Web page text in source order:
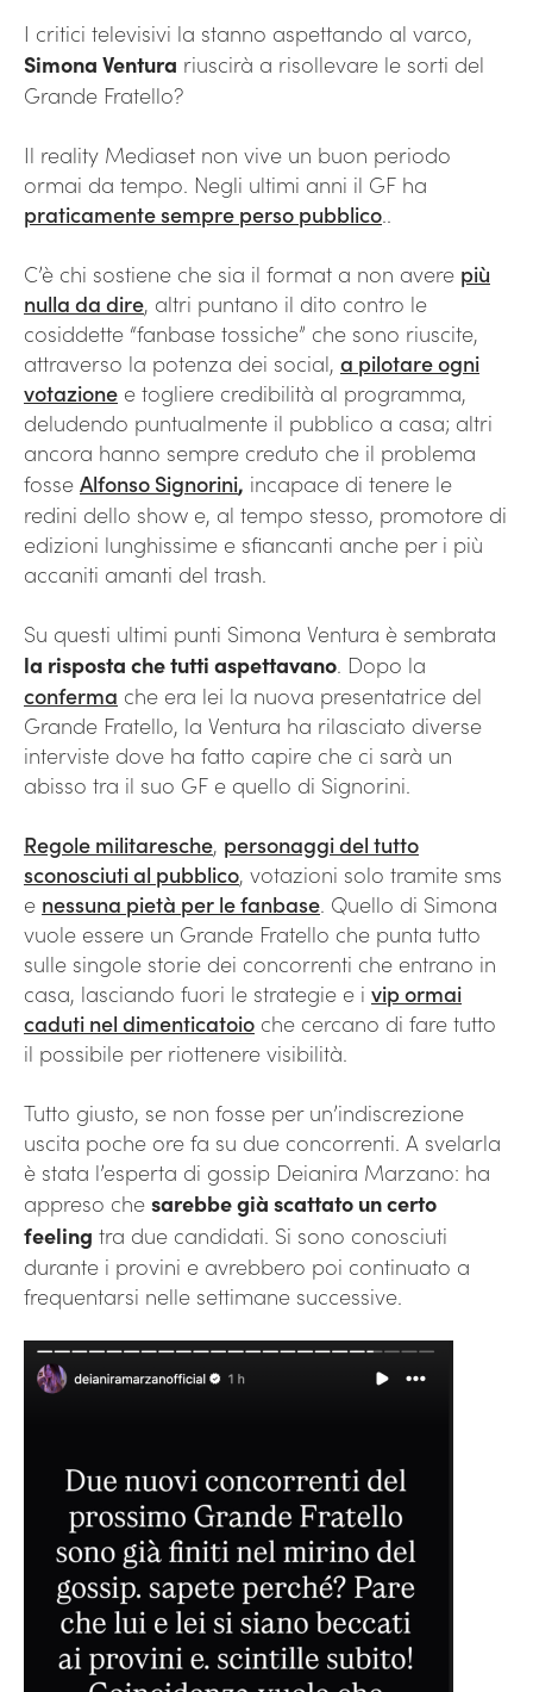
I critici televisivi la stanno aspettando al varco,
Simona Ventura riuscirà a risollevare le sorti del
Grande Fratello?
Il reality Mediaset non vive un buon periodo
ormai da tempo. Negli ultimi anni il GF ha
praticamente sempre perso pubblico..
C’è chi sostiene che sia il format a non avere più
nulla da dire, altri puntano il dito contro le
cosiddette “fanbase tossiche” che sono riuscite,
attraverso la potenza dei social, a pilotare ogni
votazione e togliere credibilità al programma,
deludendo puntualmente il pubblico a casa; altri
ancora hanno sempre creduto che il problema
fosse Alfonso Signorini, incapace di tenere le
redini dello show e, al tempo stesso, promotore di
edizioni lunghissime e sfiancanti anche per i più
accaniti amanti del trash.
Su questi ultimi punti Simona Ventura è sembrata
la risposta che tutti aspettavano. Dopo la
conferma che era lei la nuova presentatrice del
Grande Fratello, la Ventura ha rilasciato diverse
interviste dove ha fatto capire che ci sarà un
abisso tra il suo GF e quello di Signorini.
Regole militaresche, personaggi del tutto
sconosciuti al pubblico, votazioni solo tramite sms
e nessuna pietà per le fanbase. Quello di Simona
vuole essere un Grande Fratello che punta tutto
sulle singole storie dei concorrenti che entrano in
casa, lasciando fuori le strategie e i vip ormai
caduti nel dimenticatoio che cercano di fare tutto
il possibile per riottenere visibilità.
Tutto giusto, se non fosse per un’indiscrezione
uscita poche ore fa su due concorrenti. A svelarla
è stata l’esperta di gossip Deianira Marzano: ha
appreso che sarebbe già scattato un certo
feeling tra due candidati. Si sono conosciuti
durante i provini e avrebbero poi continuato a
frequentarsi nelle settimane successive.